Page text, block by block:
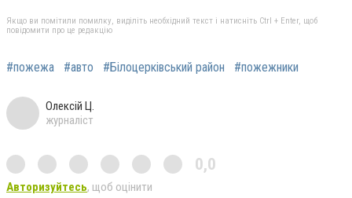
Якщо ви помітили помилку, виділіть необхідний текст і натисніть Ctrl + Enter, щоб
повідомити про це редакцію
#пожежа #авто #Білоцерківський район #пожежники
Олексій Ц.
журналіст
0,0
Авторизуйтесь, щоб оцінити